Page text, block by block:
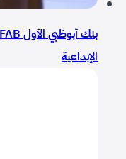
الإبداعية